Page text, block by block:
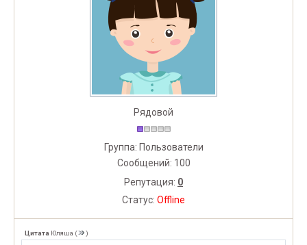
Рядовой
Группа: Пользователи
Сообщений: 100
Репутация: 0
Статус: Offline
Цитата Юляша ( )